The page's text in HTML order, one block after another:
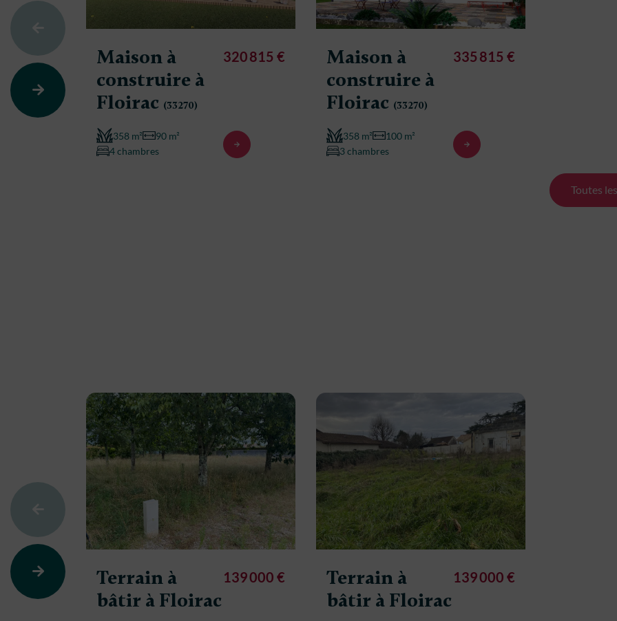
Maison à
construire à
Floirac (33270)
358 m²
90 m²
4 chambres
320 815 €
Maison à
construire à
Floirac (33270)
358 m²
100 m²
3 chambres
335 815 €
Toutes
Terrain à
bâtir à Floirac
139 000 €
Terrain à
bâtir à Floirac
139 000 €
bâtir